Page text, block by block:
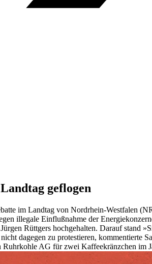
geflogen
im Landtag von Nordrhein-Westfalen
illegale Einflußnahme der
Rüttgers hochgehalten. Darauf stand
dagegen zu protestieren, kommentierte
AG für zwei Kaffeekränzchen im